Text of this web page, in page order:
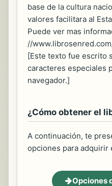
base de la cultura
valores facilitara al
Puede ver mas
//
[Este texto fue escrito
caracteres especiales
navegador.]
¿Cómo obtener el
A continuación, te
opciones para adquirir
Opciones